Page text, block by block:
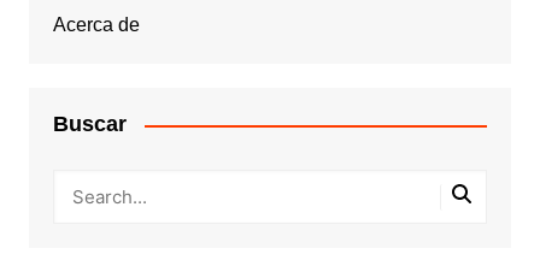
Acerca de
Buscar